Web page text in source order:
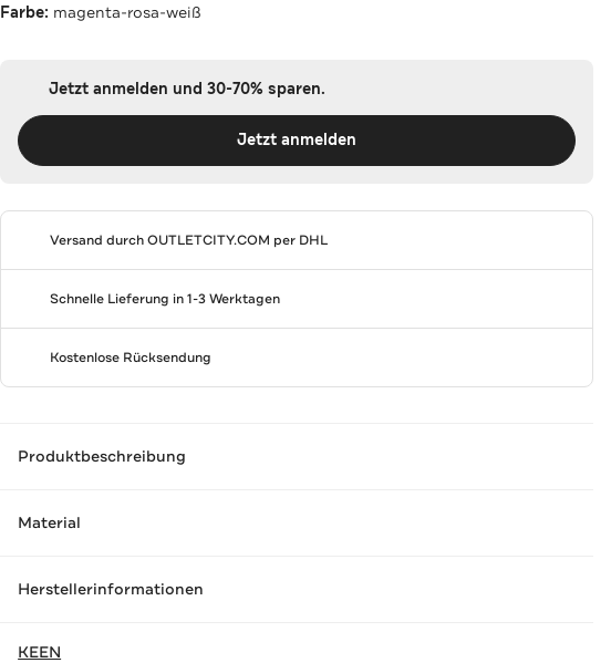
Farbe: magenta-rosa-weiß
Jetzt anmelden und 30-70% sparen.
Jetzt anmelden
Versand durchOUTLETCITY.COM per DHL
Schnelle Lieferung in 1-3 Werktagen
Kostenlose Rücksendung
Produktbeschreibung
Material
Herstellerinformationen
KEEN